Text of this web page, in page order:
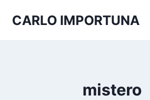
CARLO IMPORTUNA
mistero